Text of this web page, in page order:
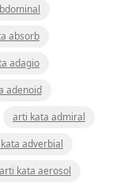
absorb
adagio
adenoid
arti kata admiral
adverbial
arti kata aerosol